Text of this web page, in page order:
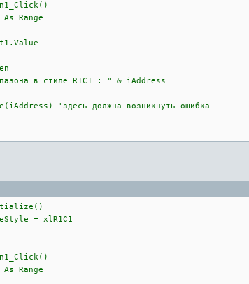
Range
в стиле R1C1 : " & iAddress
'здесь должна возникнуть ошибка
= xlR1C1
Range